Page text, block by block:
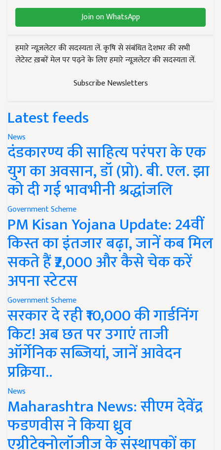
Join on WhatsApp
हमारे न्यूज़लेटर की सदस्यता लें. कृषि से संबंधित देशभर की सभी
लेटेस्ट ख़बरें मेल पर पढ़ने के लिए हमारे न्यूज़लेटर की सदस्यता लें.
Subscribe Newsletters
Latest feeds
News
दंडकारण्य की साहित्य परंपरा के एक
युग का अवसान, डॉ (प्रो). बी. एल. झा
को दी गई भावभीनी श्रद्धांजलि
Government Scheme
PM Kisan Yojana Update: 24वीं
किस्त का इंतजार बढ़ा, जानें कब मिल
सकते हैं ₹2,000 और कैसे चेक करें
अपना स्टेटस
Government Scheme
सरकार दे रही ₹10,000 की गार्डनिंग
किट! अब छत पर उगाएं ताजी
ऑर्गेनिक सब्जियां, जानें आवेदन
प्रक्रिया..
News
Maharashtra News: सीएम देवेंद्र
फडणवीस ने किया ध्रुव
एग्रीटेक्नोलॉजीज के संस्थापकों का